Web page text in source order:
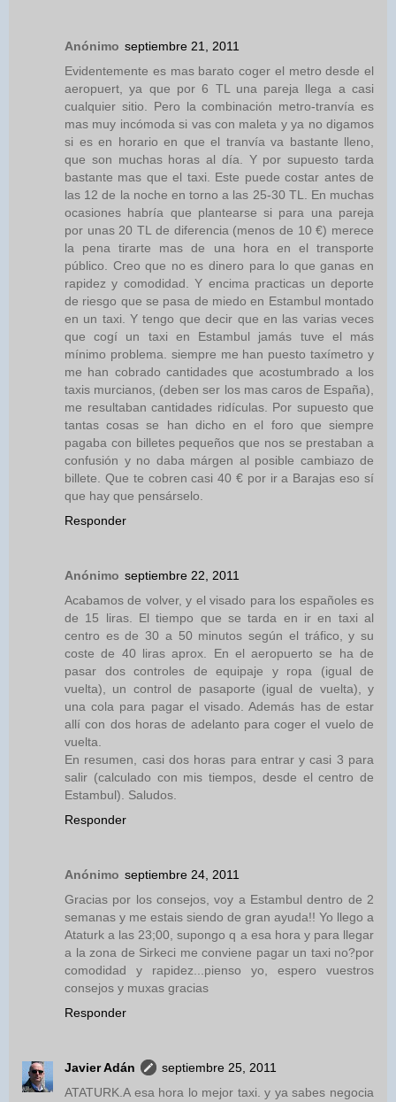
Anónimo septiembre 21, 2011
Evidentemente es mas barato coger el metro desde el
aeropuert, ya que por 6 TL una pareja llega a casi
cualquier sitio. Pero la combinación metro-tranvía es
mas muy incómoda si vas con maleta y ya no digamos
si es en horario en que el tranvía va bastante lleno,
que son muchas horas al día. Y por supuesto tarda
bastante mas que el taxi. Este puede costar antes de
las 12 de la noche en torno a las 25-30 TL. En muchas
ocasiones habría que plantearse si para una pareja
por unas 20 TL de diferencia (menos de 10 €) merece
la pena tirarte mas de una hora en el transporte
público. Creo que no es dinero para lo que ganas en
rapidez y comodidad. Y encima practicas un deporte
de riesgo que se pasa de miedo en Estambul montado
en un taxi. Y tengo que decir que en las varias veces
que cogí un taxi en Estambul jamás tuve el más
mínimo problema. siempre me han puesto taxímetro y
me han cobrado cantidades que acostumbrado a los
taxis murcianos, (deben ser los mas caros de España),
me resultaban cantidades ridículas. Por supuesto que
tantas cosas se han dicho en el foro que siempre
pagaba con billetes pequeños que nos se prestaban a
confusión y no daba márgen al posible cambiazo de
billete. Que te cobren casi 40 € por ir a Barajas eso sí
que hay que pensárselo.
Responder
Anónimo septiembre 22, 2011
Acabamos de volver, y el visado para los españoles es
de 15 liras. El tiempo que se tarda en ir en taxi al
centro es de 30 a 50 minutos según el tráfico, y su
coste de 40 liras aprox. En el aeropuerto se ha de
pasar dos controles de equipaje y ropa (igual de
vuelta), un control de pasaporte (igual de vuelta), y
una cola para pagar el visado. Además has de estar
allí con dos horas de adelanto para coger el vuelo de
vuelta.
En resumen, casi dos horas para entrar y casi 3 para
salir (calculado con mis tiempos, desde el centro de
Estambul). Saludos.
Responder
Anónimo septiembre 24, 2011
Gracias por los consejos, voy a Estambul dentro de 2
semanas y me estais siendo de gran ayuda!! Yo llego a
Ataturk a las 23;00, supongo q a esa hora y para llegar
a la zona de Sirkeci me conviene pagar un taxi no?por
comodidad y rapidez...pienso yo, espero vuestros
consejos y muxas gracias
Responder
Javier Adán
septiembre 25, 2011
ATATURK.A esa hora lo mejor taxi. y ya sabes negocia